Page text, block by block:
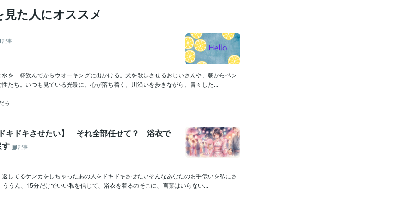
た人にオススメ
記事
を一杯飲んでからウオーキングに出かける。犬を散歩させるおじいさんや、朝からベン
たち。いつも見ている光景に、心が落ち着く。川沿いを歩きながら、青々した...
ち
ドキドキさせたい】 それ全部任せて？ 浴衣で
す
記事
してるケンカをしちゃったあの人をドキドキさせたいそんなあなたのお手伝いを私にさ
うん、15分だけでいい私を信じて、浴衣を着るのそこに、言葉はいらない...